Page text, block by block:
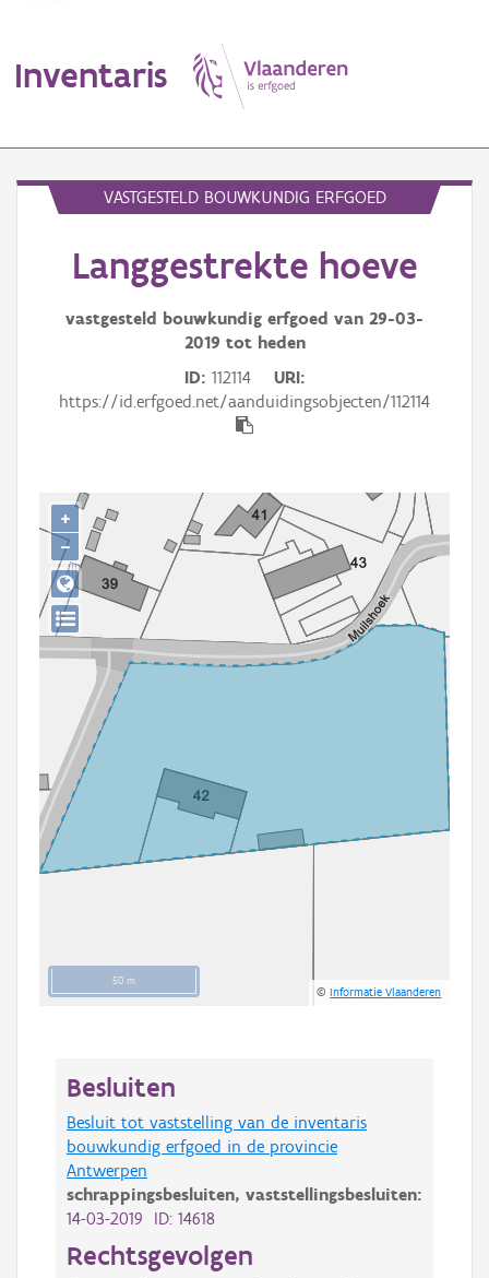
Inventaris
Erfgoedobject
Aanduidingsobject
Persoon of collectief
Downloads
Hergebruik
Aanmelden
VASTGESTELD BOUWKUNDIG ERFGOED
Langgestrekte hoeve
vastgesteld bouwkundig erfgoed van 29-03-
2019 tot heden
ID 112114
URI
https://id.erfgoed.net/aanduidingsobjecten/112114
50 m
©Informatie Vlaanderen
+
−
Besluiten
Besluit tot vaststelling van de inventaris
bouwkundig erfgoed in de provincie
Antwerpen
schrappingsbesluiten, vaststellingsbesluiten:
14-03-2019 ID: 14618
Rechtsgevolgen